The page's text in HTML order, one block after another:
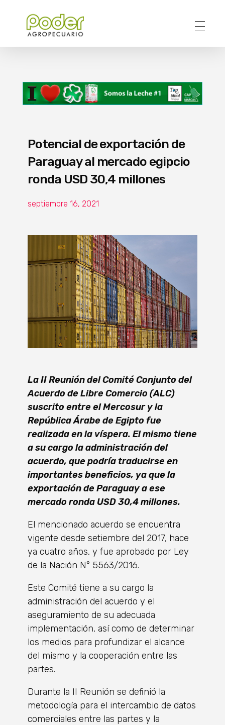
Potencial de exportación de
Paraguay al mercado egipcio
ronda USD 30,4 millones
septiembre 16, 2021
La II Reunión del Comité Conjunto del
Acuerdo de Libre Comercio (ALC)
suscrito entre el Mercosur y la
República Árabe de Egipto fue
realizada en la víspera. El mismo tiene
a su cargo la administración del
acuerdo, que podría traducirse en
importantes beneficios, ya que la
exportación de Paraguay a ese
mercado ronda USD 30,4 millones.
El mencionado acuerdo se encuentra
vigente desde setiembre del 2017, hace
ya cuatro años, y fue aprobado por Ley
de la Nación N° 5563/2016.
Este Comité tiene a su cargo la
administración del acuerdo y el
aseguramiento de su adecuada
implementación, así como de determinar
los medios para profundizar el alcance
del mismo y la cooperación entre las
partes.
Durante la II Reunión se definió la
metodología para el intercambio de datos
comerciales entre las partes y la